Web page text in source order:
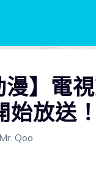
漫】電
放送！
Mr. Qoo